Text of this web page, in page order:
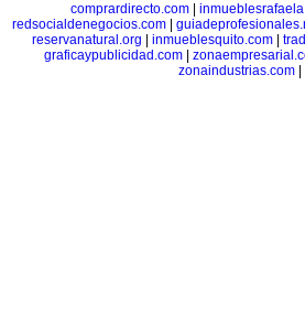
comprardirecto.com
redsocialdenegocios.com|
reservanatural.org
inmueblesquito.com
graficaypublicidad.com
zonaindustrias.com